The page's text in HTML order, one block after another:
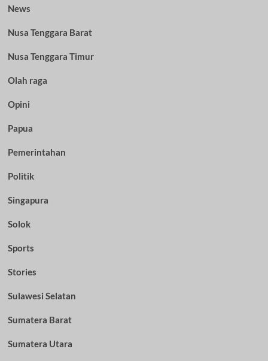
News
Nusa Tenggara Barat
Nusa Tenggara Timur
Olah raga
Opini
Papua
Pemerintahan
Politik
Singapura
Solok
Sports
Stories
Sulawesi Selatan
Sumatera Barat
Sumatera Utara